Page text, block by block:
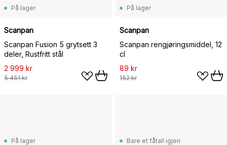
På lager
Scanpan
Scanpan Fusion 5 grytsett 3
deler, Rustfritt stål
2 999 kr
5 451 kr
På lager
Scanpan
Scanpan rengjøringsmiddel, 12
cl
89 kr
152 kr
På lager Bare et fåtall igjen